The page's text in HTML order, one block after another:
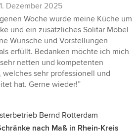
1. Dezember 2025
Woche wurde meine Küche um
und ein zusätzliches Solitär Möbel
Wünsche und Vorstellungen
erfüllt. Bedanken möchte ich mich
netten und kompetenten
welches sehr professionell und
hat. Gerne wieder!”
Bernd Rotterdam
nach Maß in Rhein-Kreis